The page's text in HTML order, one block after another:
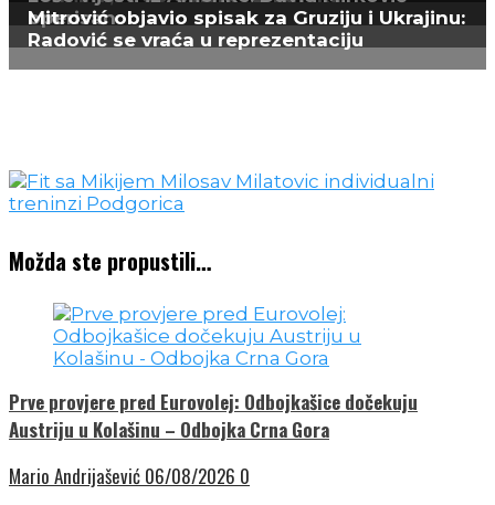
operisan
Mitrović objavio spisak za Gruziju i Ukrajinu:
Radović se vraća u reprezentaciju
Možda ste propustili…
Prve provjere pred Eurovolej: Odbojkašice dočekuju
Austriju u Kolašinu – Odbojka Crna Gora
Mario Andrijašević 06/08/2026 0